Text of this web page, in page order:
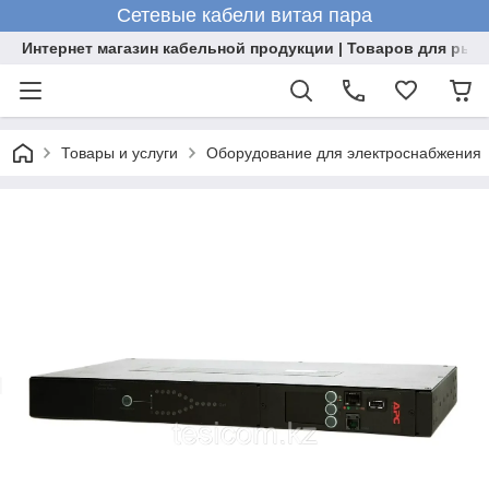
Сетевые кабели витая пара
Интернет магазин кабельной продукции | Товаров для
Товары и услуги Оборудование для электроснабжения